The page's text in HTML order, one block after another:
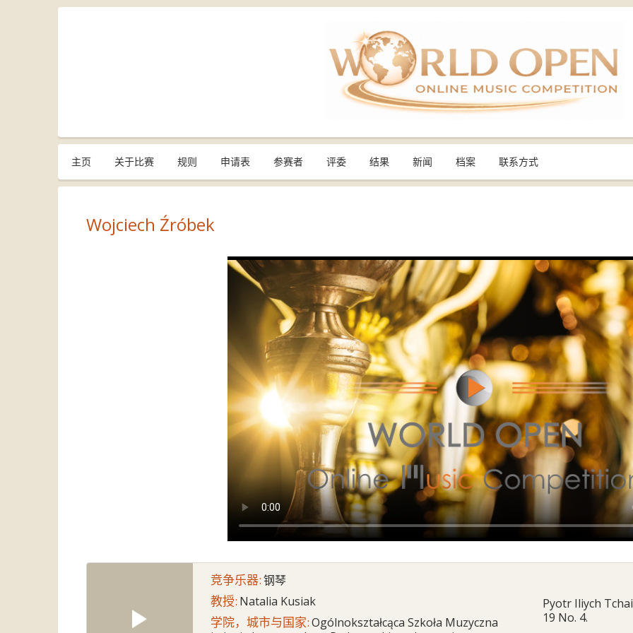
主页 关于比赛 规则 申请表 参赛者 评委 结果 新闻 档案 联系方式
Wojciech Źróbek
竞争乐器:钢琴
教授: Natalia Kusiak
学院，城市与国家:Ogólnokształcąca Szkoła Muzyczna
Pyotr Iliych
19 No. 4.